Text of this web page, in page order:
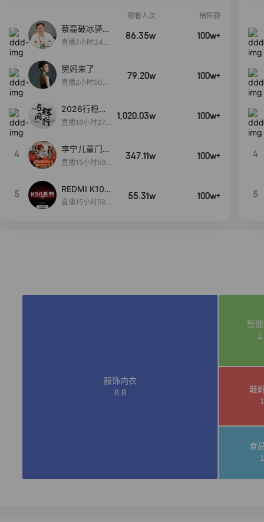
观看人次 销售额
蔡磊破冰驿站
直播间好物分
直播7小时34分
86.35w 100w+
舅妈来了
直播2小时50分
79.20w 100w+
2026行稳致
远
直播16小时27
1,020.03w 100w+
4
李宁儿童门店
爆款赤兔8pr
了，全网销冠
刷新历史底价
直播15小时59
347.11w 100w+
5
REDMI K100
Pro系列新品
直播15小时59
55.31w 100w+
4
5